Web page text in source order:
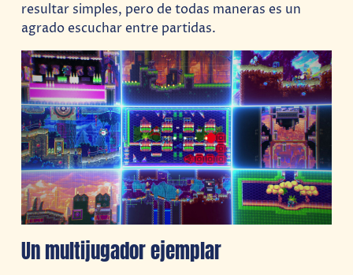
resultar simples, pero de todas maneras es un
agrado escuchar entre partidas.
Un multijugador ejemplar